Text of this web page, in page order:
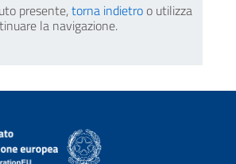
presente,torna indietro o utilizza
la navigazione.